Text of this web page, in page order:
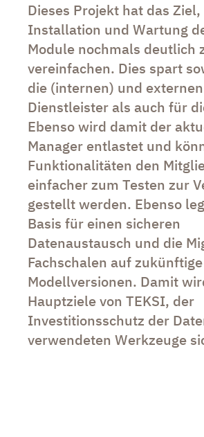
Dieses Projekt hat das
Installation und Wartung
Module nochmals deutlich
vereinfachen. Dies spart
die (internen) und externen
Dienstleister als auch für
Ebenso wird damit der
Manager entlastet und
Funktionalitäten den
einfacher zum Testen zur
gestellt werden. Ebenso
Basis für einen sicheren
Datenaustausch und die
Fachschalen auf zukünftige
Modellversionen. Damit
Hauptziele von TEKSI, der
Investitionsschutz der
verwendeten Werkzeuge